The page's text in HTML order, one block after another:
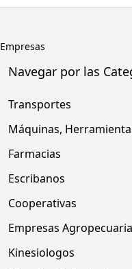
Empresas
Navegar por las
Transportes
Máquinas,
Farmacias
Escribanos
Cooperativas
Empresas
Kinesiologos